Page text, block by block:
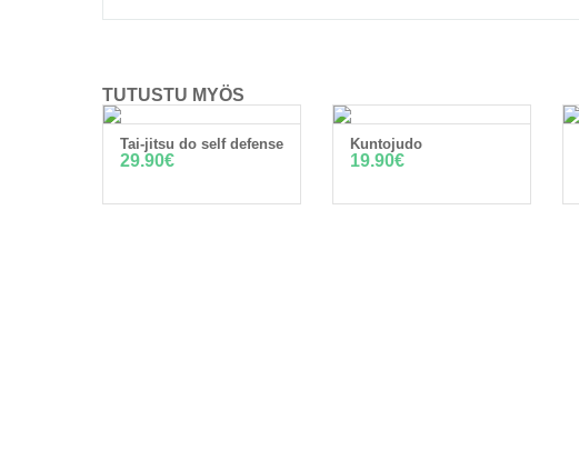
TUTUSTU MYÖS
LISÄÄ OSTOSKORIIN
Tai-jitsu do self defense
29.90€ LISÄÄ OSTOSKORIIN
Kuntojudo
19.90€